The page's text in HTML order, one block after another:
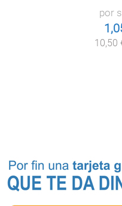
por
10,50